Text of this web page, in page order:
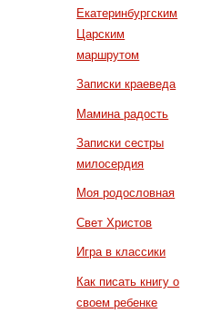
Екатеринбургским
Царским
маршрутом
Записки краеведа
Мамина радость
Записки сестры
милосердия
Моя родословная
Свет Христов
Игра в классики
Как писать книгу о
своем ребенке